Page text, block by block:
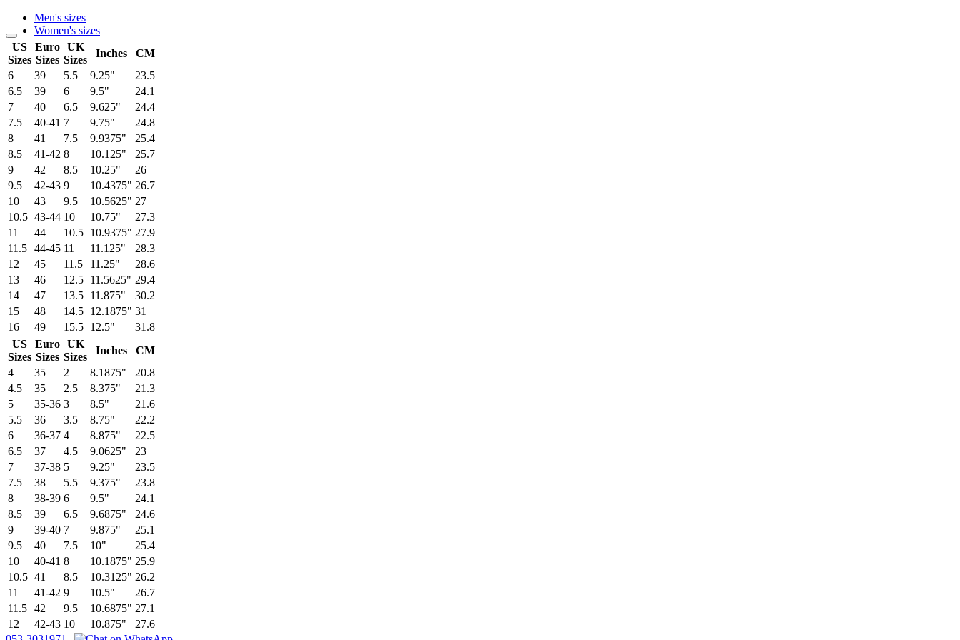
Men's sizes
Women's sizes
US
Sizes
Euro
Sizes
UK
Sizes
Inches
CM
6
39 5.5 9.25"
23.5
6.5
39 6 9.5"
24.1
7
40 6.5 9.625"
24.4
7.5
40-41 7 9.75"
24.8
8
41 7.5 9.9375"
25.4
8.5
41-42 8 10.125"
25.7
9
42 8.5 10.25"
26
9.5
42-43 9 10.4375" 26.7
10
43 9.5 10.5625" 27
10.5 43-44 10 10.75"
27.3
11
44 10.5 10.9375" 27.9
11.5 44-45 11 11.125"
28.3
12
45 11.5 11.25"
28.6
13
46 12.5 11.5625" 29.4
14
47 13.5 11.875"
30.2
15
48 14.5 12.1875" 31
16
49 15.5 12.5"
31.8
US
Sizes
Euro
Sizes
UK
Sizes
Inches
CM
4
35 2 8.1875"
20.8
4.5
35 2.5 8.375"
21.3
5
35-36 3 8.5"
21.6
5.5
36 3.5 8.75"
22.2
6
36-37 4 8.875"
22.5
6.5
37 4.5 9.0625"
23
7
37-38 5 9.25"
23.5
7.5
38 5.5 9.375"
23.8
8
38-39 6 9.5"
24.1
8.5
39 6.5 9.6875"
24.6
9
39-40 7 9.875"
25.1
9.5
40 7.5 10"
25.4
10
40-41 8 10.1875" 25.9
10.5 41 8.5 10.3125" 26.2
11
41-42 9 10.5"
26.7
11.5 42 9.5 10.6875" 27.1
12
42-43 10 10.875"
27.6